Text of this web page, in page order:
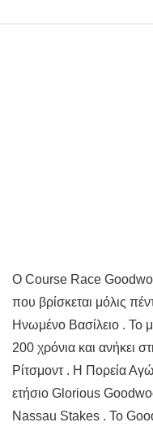
Ο Course Race
που βρίσκεται μόλις
Ηνωμένο Βασίλειο . Το
200 χρόνια και ανήκει
Ρίτσμοντ . Η Πορεία
ετήσιο Glorious
Nassau Stakes . Το